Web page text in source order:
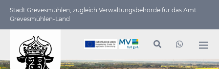
Stadt Grevesmühlen, zugleich Verwaltungs­behörde für das Amt
Grevesmühlen-Land